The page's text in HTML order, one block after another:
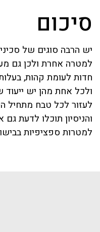
סיכום
יש הרבה סוגים של
למטרה אחרת ולכן גם
חדות לעומת קהות,
ולכל אחת מהן יש ייעוד
לעזור לכל טבח מתחיל
והניסיון תוכלו לדעת
למטרות ספציפיות